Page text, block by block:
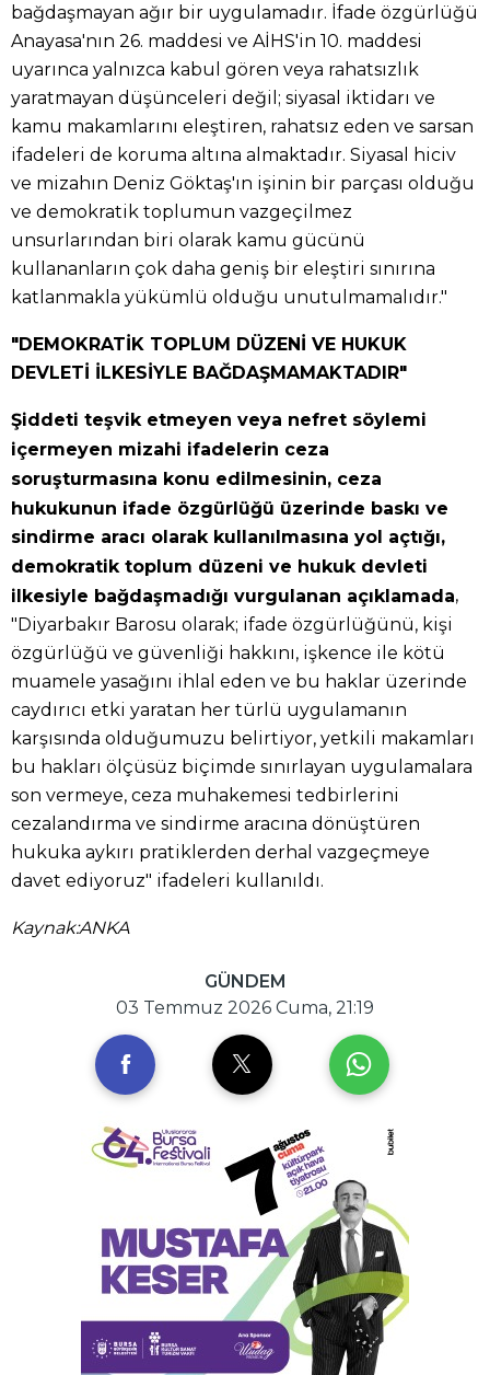
bağdaşmayan ağır bir uygulamadır. İfade özgürlüğü
Anayasa'nın 26. maddesi ve AİHS'in 10. maddesi
uyarınca yalnızca kabul gören veya rahatsızlık
yaratmayan düşünceleri değil; siyasal iktidarı ve
kamu makamlarını eleştiren, rahatsız eden ve sarsan
ifadeleri de koruma altına almaktadır. Siyasal hiciv
ve mizahın Deniz Göktaş'ın işinin bir parçası olduğu
ve demokratik toplumun vazgeçilmez
unsurlarından biri olarak kamu gücünü
kullananların çok daha geniş bir eleştiri sınırına
katlanmakla yükümlü olduğu unutulmamalıdır."
"DEMOKRATİK TOPLUM DÜZENİ VE HUKUK
DEVLETİ İLKESİYLE BAĞDAŞMAMAKTADIR"
Şiddeti teşvik etmeyen veya nefret söylemi
içermeyen mizahi ifadelerin ceza
soruşturmasına konu edilmesinin, ceza
hukukunun ifade özgürlüğü üzerinde baskı ve
sindirme aracı olarak kullanılmasına yol açtığı,
demokratik toplum düzeni ve hukuk devleti
ilkesiyle bağdaşmadığı vurgulanan açıklamada,
"Diyarbakır Barosu olarak; ifade özgürlüğünü, kişi
özgürlüğü ve güvenliği hakkını, işkence ile kötü
muamele yasağını ihlal eden ve bu haklar üzerinde
caydırıcı etki yaratan her türlü uygulamanın
karşısında olduğumuzu belirtiyor, yetkili makamları
bu hakları ölçüsüz biçimde sınırlayan uygulamalara
son vermeye, ceza muhakemesi tedbirlerini
cezalandırma ve sindirme aracına dönüştüren
hukuka aykırı pratiklerden derhal vazgeçmeye
davet ediyoruz" ifadeleri kullanıldı.
Kaynak:ANKA
GÜNDEM
03 Temmuz 2026 Cuma, 21:19